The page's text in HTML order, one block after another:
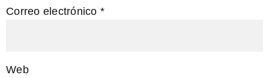
Correo electrónico *
Web